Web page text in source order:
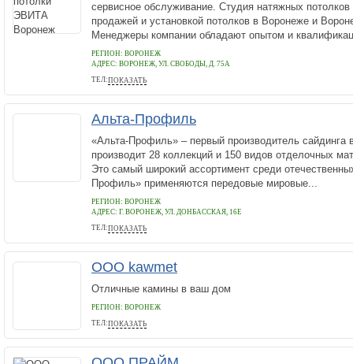
сервисное обслуживание. Студия натяжных потолков
продажей и установкой потолков в Воронеже и
Менеджеры компании обладают опытом и
РЕГИОН: ВОРОНЕЖ
АДРЕС: ВОРОНЕЖ, УЛ. СВОБОДЫ, Д. 75А
ТЕЛ:ПОКАЗАТЬ
+7 800 5112909
Альта-Профиль
«Альта-Профиль» – первый производитель сайдинга
производит 28 коллекций и 150 видов отделочных
Это самый широкий ассортимент среди
Профиль» применяются передовые мировые...
РЕГИОН: ВОРОНЕЖ
АДРЕС: Г. ВОРОНЕЖ, УЛ. ДОНБАССКАЯ, 16Е
ТЕЛ:ПОКАЗАТЬ
+7 (473) 203-11-02
ООО kawmet
Отличные камины в ваш дом
РЕГИОН: ВОРОНЕЖ
ТЕЛ:ПОКАЗАТЬ
+38 (093) 733-13-58